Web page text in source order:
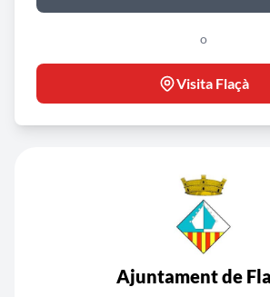
o
Visita Flaçà
Ajuntament de